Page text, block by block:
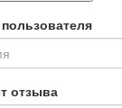
отзыва